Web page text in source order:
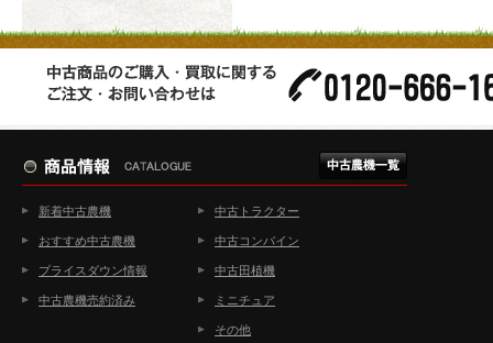
新着中古農機
おすすめ中古農機
プライスダウン情報
中古農機売約済み
中古トラクター
中古コンバイン
中古田植機
ミニチュア
その他